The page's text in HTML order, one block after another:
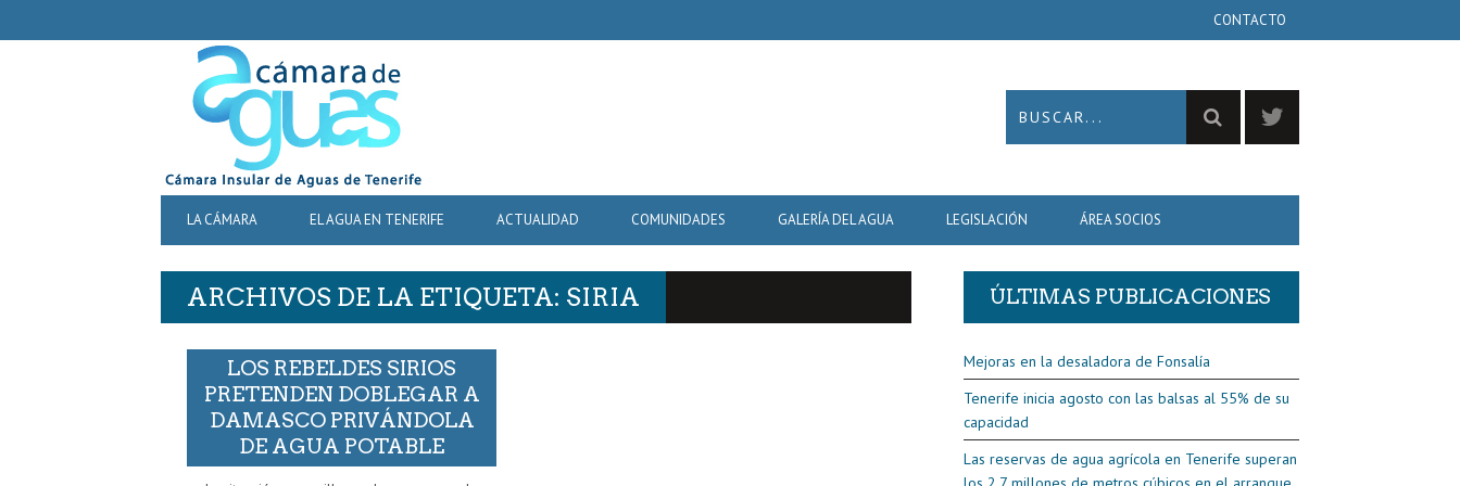
NAVIGATION
CONTACTO
PRIMARY
NAVIGATION
LA CÁMARA EL AGUA EN TENERIFE ACTUALIDAD COMUNIDADES GALERÍA DEL AGUA LEGISLACIÓN ÁREA SOCIOS
ARCHIVOS DE LA ETIQUETA: SIRIA
LOS REBELDES SIRIOS
PRETENDEN DOBLEGAR A
DAMASCO PRIVÁNDOLA
DE AGUA POTABLE
ÚLTIMAS PUBLICACIONES
Mejoras en la desaladora de Fonsalía
Tenerife inicia agosto con las balsas al 55% de su
capacidad
Las reservas de agua agrícola en Tenerife superan